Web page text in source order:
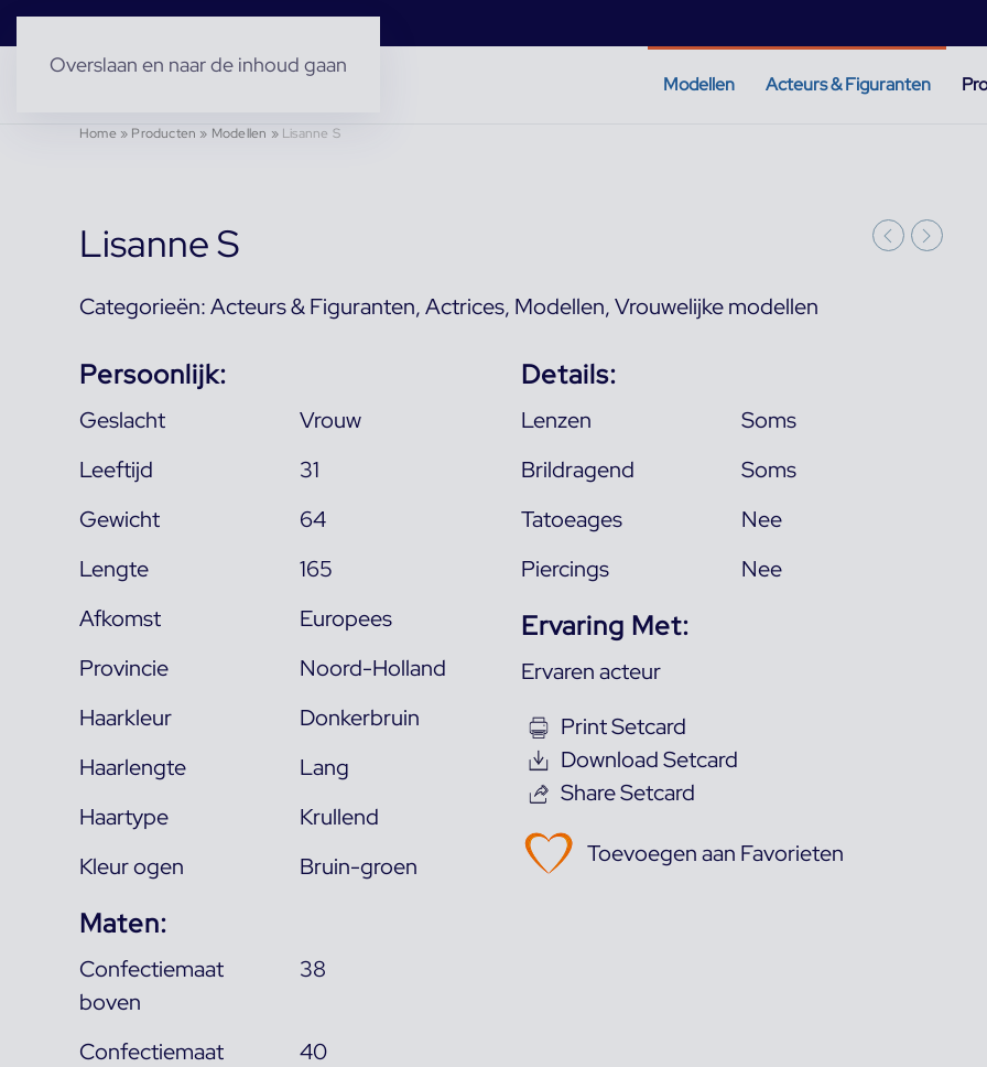
Overslaan en naar de inhoud gaan
Modellen Acteurs & Figuranten
Home» Producten » Modellen » Lisanne S
Lisanne S
Categorieën:Acteurs & Figuranten,Actrices, Modellen,Vrouwelijke modellen
Persoonlijk:
Geslacht
Vrouw
Leeftijd
31
Gewicht
64
Lengte
165
Afkomst
Europees
Provincie
Noord-Holland
Haarkleur
Donkerbruin
Haarlengte
Lang
Haartype
Krullend
Kleur ogen
Bruin-groen
Maten:
Confectiemaat
boven
38
Confectiemaat
40
Details:
Lenzen
Soms
Brildragend
Soms
Tatoeages
Nee
Piercings
Nee
Ervaring Met:
Ervaren acteur
Print Setcard
Download Setcard
Share Setcard
Toevoegen aan Favorieten